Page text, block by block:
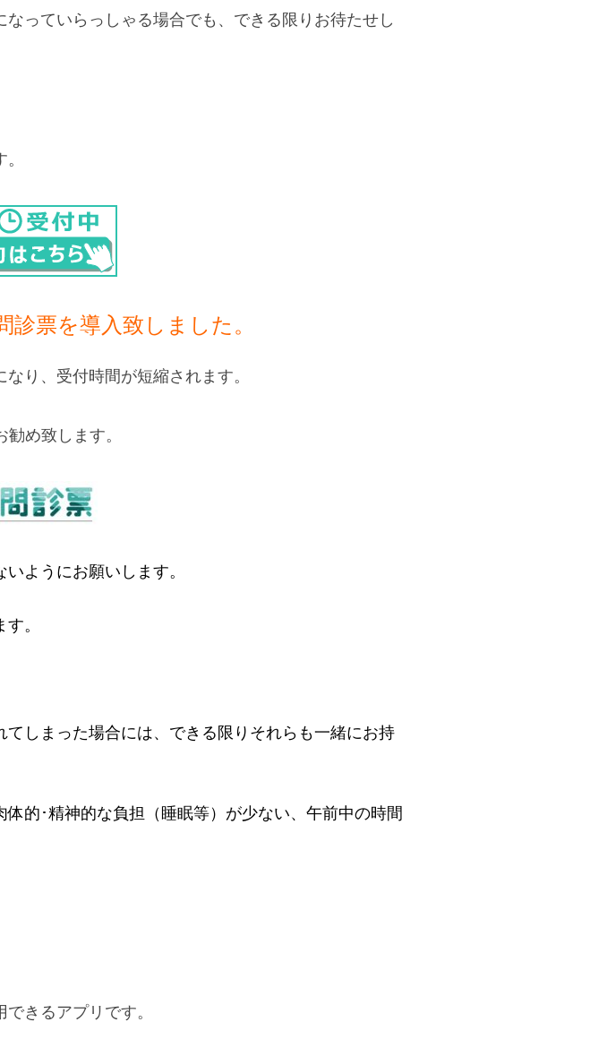
なっていらっしゃる場合でも、できる限りお待たせし
票を導入致しました。
り、受付時間が短縮されます。
め致します。
ようにお願いします。
。
しまった場合には、できる限りそれらも一緒にお持
的･精神的な負担（睡眠等）が少ない、午前中の時間
きるアプリです。